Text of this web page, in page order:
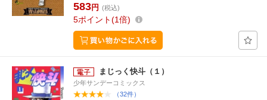
583円 (税込)
5ポイント 1倍
まじっく快斗（１）
少年サンデーコミックス
（32件）